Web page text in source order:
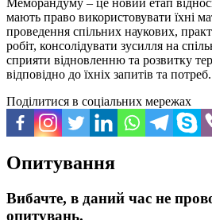
мають право використовувати їхні
проведення спільних наукових,
робіт, консолідувати зусилля на
сприяти відновленню та розвитку
відповідно до їхніх запитів та потреб.
Поділитися в соціальних мережах
Опитування
Вибачте, в даний час не
опитувань.